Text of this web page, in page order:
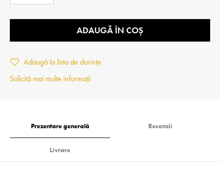
ADAUGĂ ÎN COȘ
Adaugă la lista de dorințe
Solicită mai multe informații
Prezentare generală Recenzii
Livrare